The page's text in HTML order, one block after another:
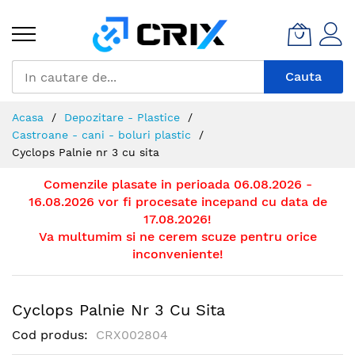
Continut
Cauta
Acasa
Depozitare - Plastice
Castroane - cani - boluri plastic
Cyclops Palnie nr 3 cu sita
Comenzile plasate in perioada 06.08.2026 -
16.08.2026 vor fi procesate incepand cu data de
17.08.2026!
Va multumim si ne cerem scuze pentru orice
inconveniente!
Cyclops Palnie Nr 3 Cu Sita
Cod produs CRX002804